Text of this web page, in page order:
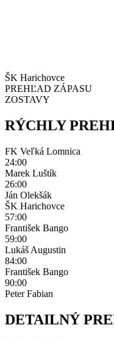
ŠK Harichovce
PREHĽAD ZÁPASU
ZOSTAVY
RÝCHLY
FK Veľká Lomnica
24:00
Marek Luštík
26:00
Ján Olekšák
ŠK Harichovce
57:00
František Bango
59:00
Lukáš Augustin
84:00
František Bango
90:00
Peter Fabian
DETAILNÝ